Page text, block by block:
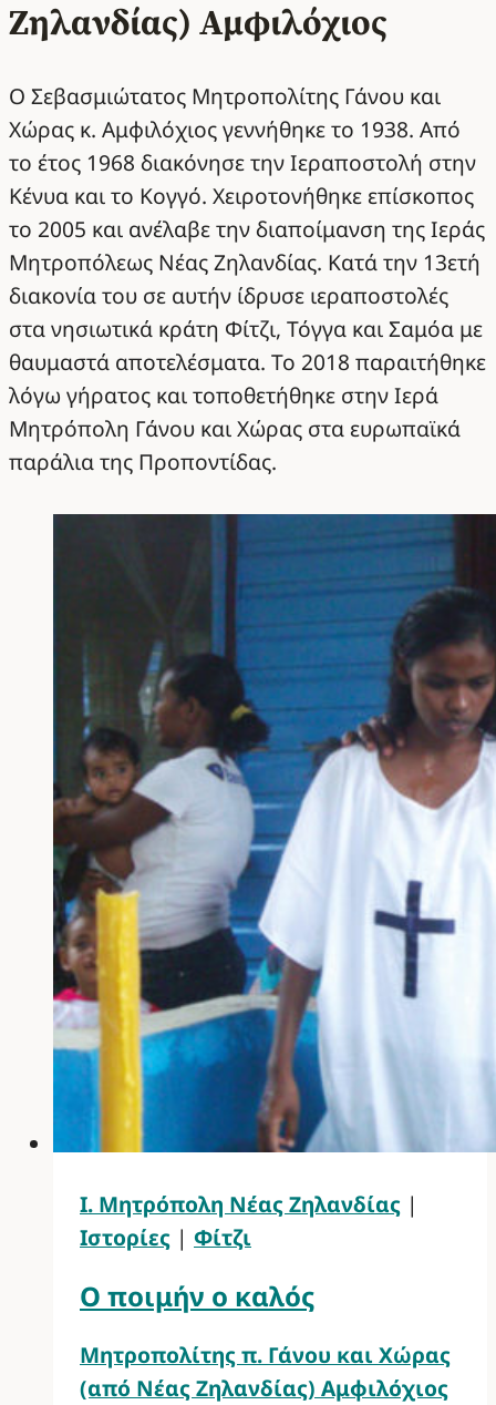
Ζηλανδίας) Αμφιλόχιος
Ο Σεβασμιώτατος Μητροπολίτης Γάνου και
Χώρας κ. Αμφιλόχιος γεννήθηκε το 1938. Από
το έτος 1968 διακόνησε την Ιεραποστολή στην
Κένυα και το Κογγό. Χειροτονήθηκε επίσκοπος
το 2005 και ανέλαβε την διαποίμανση της Ιεράς
Μητροπόλεως Νέας Ζηλανδίας. Κατά την 13ετή
διακονία του σε αυτήν ίδρυσε ιεραποστολές
στα νησιωτικά κράτη Φίτζι, Τόγγα και Σαμόα με
θαυμαστά αποτελέσματα. Το 2018 παραιτήθηκε
λόγω γήρατος και τοποθετήθηκε στην Ιερά
Μητρόπολη Γάνου και Χώρας στα ευρωπαϊκά
παράλια της Προποντίδας.
Ι. Μητρόπολη Νέας Ζηλανδίας |
Ιστορίες | Φίτζι
Ο ποιμήν ο καλός
Μητροπολίτης π. Γάνου και Χώρας
(από Νέας Ζηλανδίας) Αμφιλόχιος